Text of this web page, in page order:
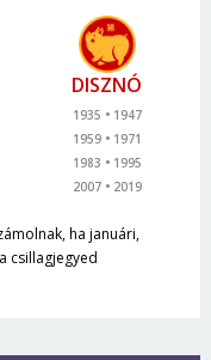
DISZNÓ
1935
1947
1959
1971
1983
1995
2007
2019
ha januári,
csillagjegyed